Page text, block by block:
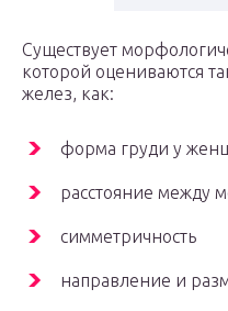
Существует
которой оцениваются
желез, как:
форма груди у
расстояние между
симметричность
направление и